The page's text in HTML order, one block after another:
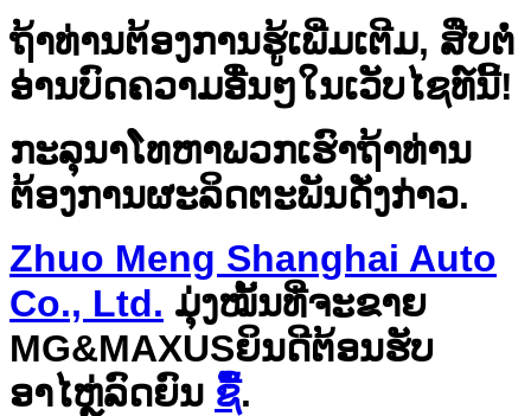
ຖ້າທ່ານຕ້ອງການຮູ້ເພີ່ມເຕີມ, ສືບຕໍ່
ອ່ານບົດຄວາມອື່ນໆໃນເວັບໄຊທ໌ນີ້!
ກະລຸນາໂທຫາພວກເຮົາຖ້າທ່ານ
ຕ້ອງການຜະລິດຕະພັນດັ່ງກ່າວ.
Zhuo Meng Shanghai Auto
Co., Ltd. ມຸ່ງໝັ້ນທີ່ຈະຂາຍ
MG&MAXUSຍິນດີຕ້ອນຮັບ
ອາໄຫຼ່ລົດຍົນ ຊື້.